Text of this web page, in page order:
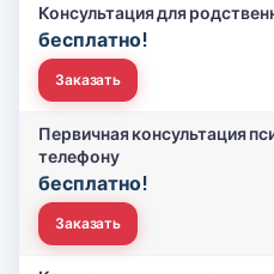
Консультация для
бесплатно!
Заказать
Первичная консультация
телефону
бесплатно!
Заказать